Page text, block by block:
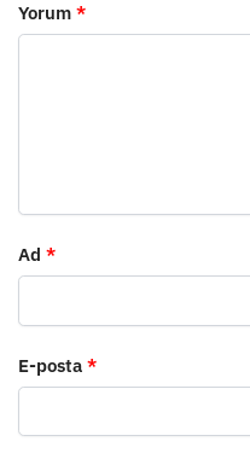
Yorum *
Ad *
E-posta *